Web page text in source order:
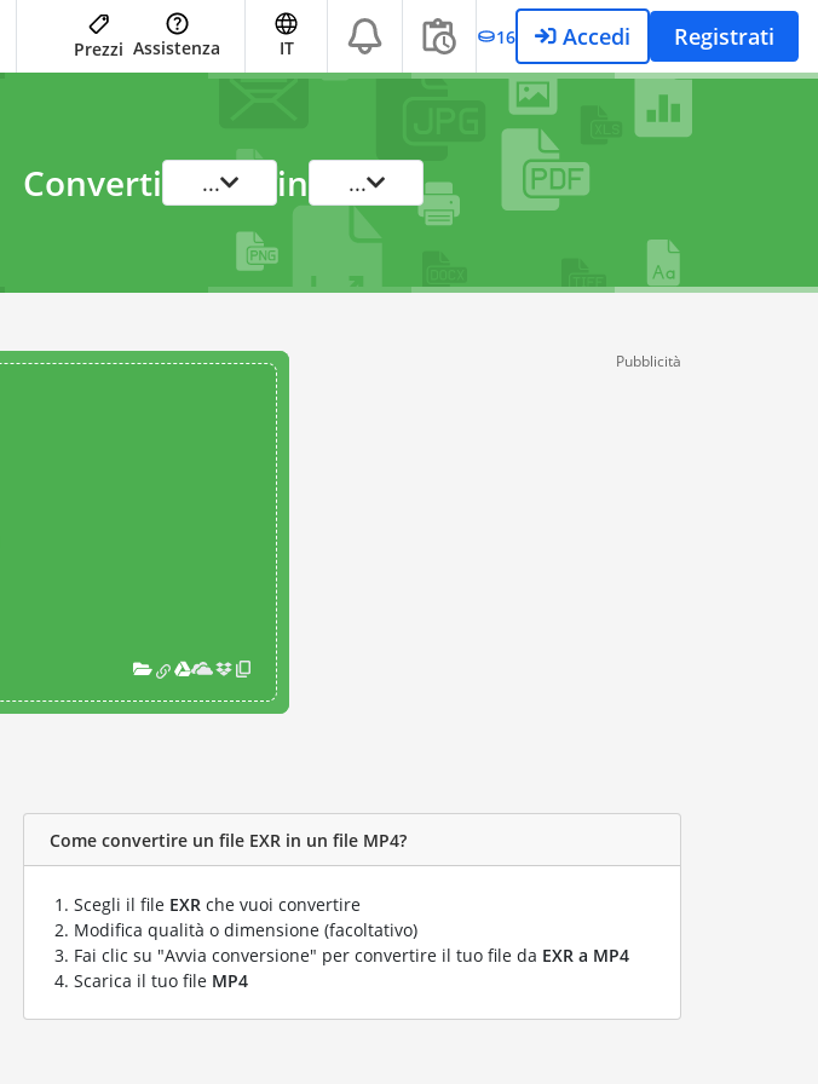
Prezzi Assistenza IT 16 Accedi Registrati
Converti ... in ...
Pubblicità
Come convertire un file EXR in un file MP4?
Scegli il file EXR che vuoi convertire
Modifica qualità o dimensione (facoltativo)
Fai clic su "Avvia conversione" per convertire il tuo file da EXR a MP4
Scarica il tuo file MP4